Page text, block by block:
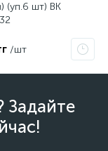
(уп.6 шт) ВК
/шт
Задайте